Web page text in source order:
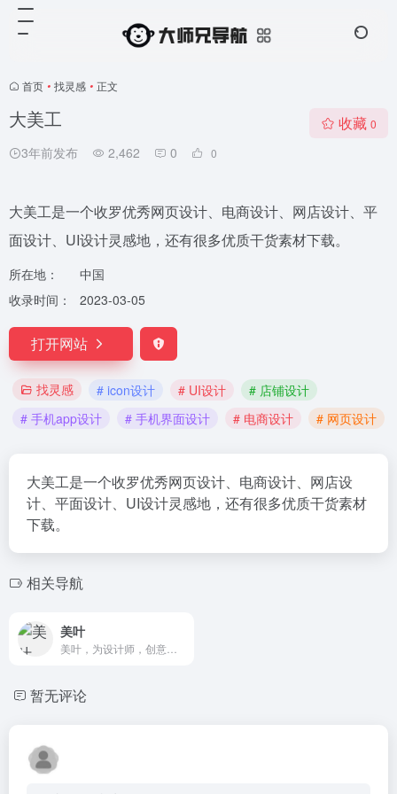
首页 • 找灵感 • 正文
大美工
3年前发布 2,462 0 0
收藏 0
大美工是一个收罗优秀网页设计、电商设计、网店设计、平
面设计、UI设计灵感地，还有很多优质干货素材下载。
所在地：
中国
收录时间：
2023-03-05
打开网站
找灵感 # icon设计 # UI设计
# 店铺设计
# 手机app设计
# 手机界面设计 # 电商设计 # 网页设计
大美工是一个收罗优秀网页设计、电商设计、网店设
计、平面设计、UI设计灵感地，还有很多优质干货素材
下载。
相关导航
美叶
暂无评论